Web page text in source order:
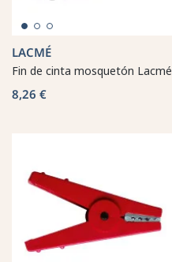
LACMÉ
Fin de cinta mosquetón Lacmé
8,26 €